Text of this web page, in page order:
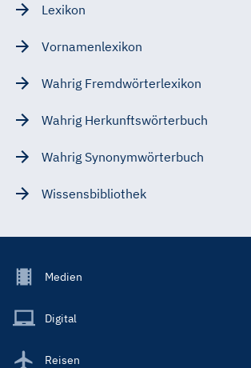
Lexikon
Vornamenlexikon
Wahrig Fremdwörterlexikon
Wahrig Herkunftswörterbuch
Wahrig Synonymwörterbuch
Wissensbibliothek
Footer
Main
Medien
Digital
Reisen